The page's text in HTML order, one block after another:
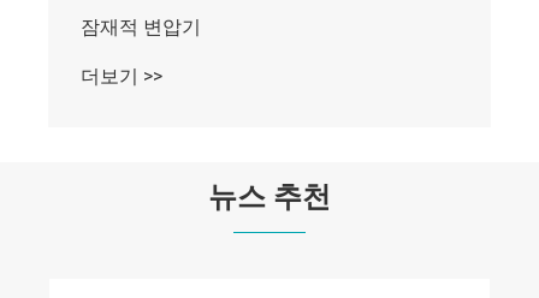
잠재적 변압기
더보기 >>
뉴스 추천